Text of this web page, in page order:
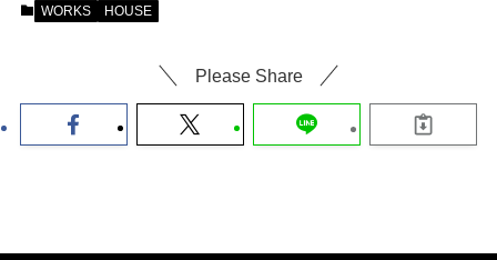
WORKS HOUSE
Please Share